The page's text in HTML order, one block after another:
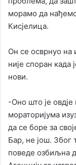
морамо да
Кисјелица.
Он се осврнуо
није споран када
нови.
-Оно што је овдје
мораторијума
да се боре за
Бар, не још. Због
поведе озбиљна